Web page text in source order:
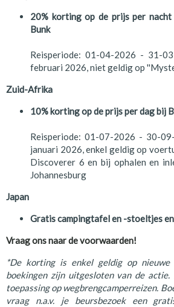
20% korting op de prijs per
Bunk
Reisperiode: 01-04-2026 - 31-
februari 2026, niet geldig op
Zuid-Afrika
10% korting op de prijs per dag bij
Reisperiode: 01-07-2026 - 30-
januari 2026, enkel geldig op
Discoverer 6 en bij ophalen en
Johannesburg
Japan
Gratis campingtafel en -stoeltjes
Vraag ons naar de voorwaarden!
*De korting is enkel geldig op nieuwe
boekingen zijn uitgesloten van de
toepassing op wegbrengcamperreizen.
vraag n.a.v. je beursbezoek een